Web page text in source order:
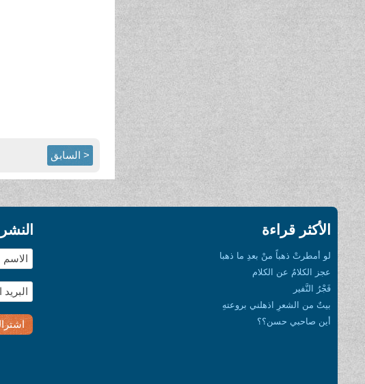
< السابق
الأكثر قراءة
لو أمطرتْ ذهباً منْ بعدِ ما ذهبا
عجز الكلامُ عن الكلام
فَجْرُ النَّفير
بيتٌ من الشعرِ اذهلني بروعتهِ
أين صاحبي حسن؟؟